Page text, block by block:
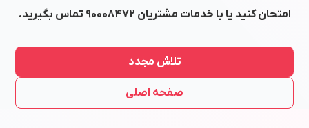
امتحان کنید یا با خدمات مشتریان ۹۰۰۰۸۴۷۲ تماس بگیرید.
تلاش مجدد
صفحه اصلی